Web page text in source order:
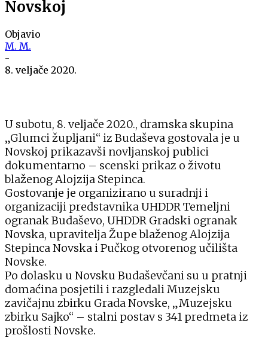
Novskoj
Objavio
M. M.
-
8. veljače 2020.
U subotu, 8. veljače 2020., dramska skupina
„Glumci župljani“ iz Budaševa gostovala je u
Novskoj prikazavši novljanskoj publici
dokumentarno – scenski prikaz o životu
blaženog Alojzija Stepinca.
Gostovanje je organizirano u suradnji i
organizaciji predstavnika UHDDR Temeljni
ogranak Budaševo, UHDDR Gradski ogranak
Novska, upravitelja Župe blaženog Alojzija
Stepinca Novska i Pučkog otvorenog učilišta
Novske.
Po dolasku u Novsku Budaševčani su u pratnji
domaćina posjetili i razgledali Muzejsku
zavičajnu zbirku Grada Novske, „Muzejsku
zbirku Sajko“ – stalni postav s 341 predmeta iz
prošlosti Novske.